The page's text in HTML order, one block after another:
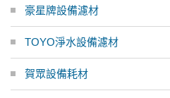
豪星牌設備濾材
TOYO淨水設備濾材
賀眾設備耗材